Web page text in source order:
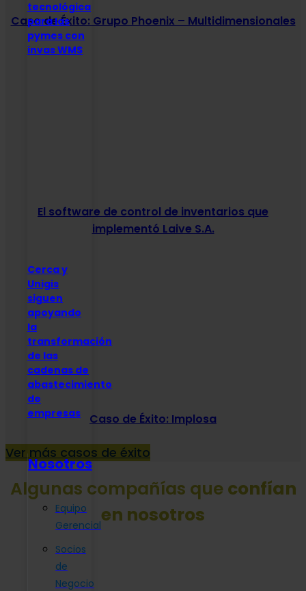
tecnológica
para las
pymes con
invas WMS
Cerca y
Unigis
siguen
apoyando
la
transformación
de las
cadenas de
abastecimiento
de
empresas
Nosotros
Equipo
Gerencial
Socios
de
Negocio
Caso de Éxito: Grupo Phoenix – Multidimensionales
El software de control de inventarios que
implementó Laive S.A.
Caso de Éxito: Implosa
Ver más casos de éxito
Algunas compañías que confían
en nosotros